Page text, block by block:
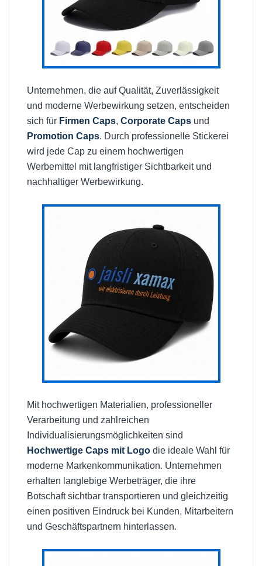
Unternehmen, die auf Qualität, Zuverlässigkeit
und moderne Werbewirkung setzen, entscheiden
sich für Firmen Caps, Corporate Caps und
Promotion Caps. Durch professionelle Stickerei
wird jede Cap zu einem hochwertigen
Werbemittel mit langfristiger Sichtbarkeit und
nachhaltiger Werbewirkung.
Mit hochwertigen Materialien, professioneller
Verarbeitung und zahlreichen
Individualisierungsmöglichkeiten sind
Hochwertige Caps mit Logo die ideale Wahl für
moderne Markenkommunikation. Unternehmen
erhalten langlebige Werbeträger, die ihre
Botschaft sichtbar transportieren und gleichzeitig
einen positiven Eindruck bei Kunden, Mitarbeitern
und Geschäftspartnern hinterlassen.